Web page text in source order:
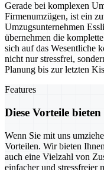
Gerade bei komplexen
Firmenumzügen, ist ein
Umzugsunternehmen
übernehmen die
sich auf das Wesentliche
nicht nur stressfrei,
Planung bis zur letzten
Features
Diese Vorteile
Wenn Sie mit uns
Vorteilen. Wir bieten
auch eine Vielzahl von
einfacher und stressfreier